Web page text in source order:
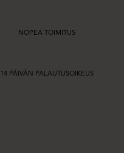
NOPEA TOIMITUS
14 PÄIVÄN PALAUTUSOIKEUS